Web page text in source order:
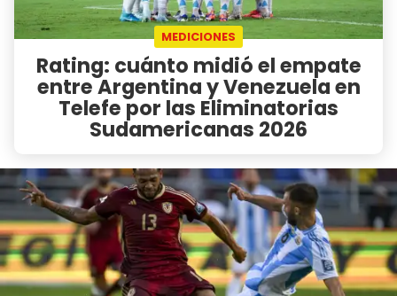
MEDICIONES
Rating: cuánto midió el empate
entre Argentina y Venezuela en
Telefe por las Eliminatorias
Sudamericanas 2026